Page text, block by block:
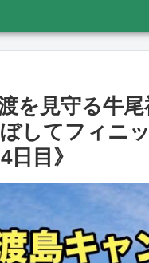
を見守る牛
してフィニ
日目》